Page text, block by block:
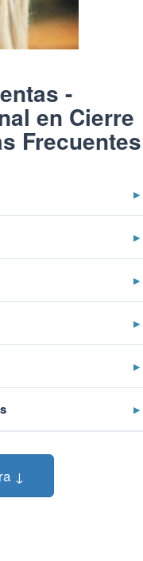
-
en Cierre
Frecuentes
▶
▶
▶
▶
▶
▶
↓